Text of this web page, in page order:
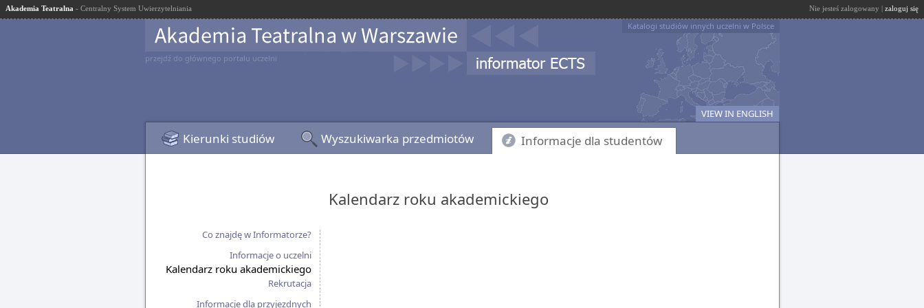
Akademia Teatralna - Centralny System Uwierzytelniania Nie jesteś zalogowany | zaloguj się
przejdź do głównego portalu uczelni
Katalogi studiów innych uczelni w Polsce
VIEW IN ENGLISH
Kierunki studiów Wyszukiwarka przedmiotów Informacje dla studentów
Co znajdę w Informatorze?
Informacje o uczelni
Kalendarz roku akademickiego
Rekrutacja
Informacje dla przyjezdnych
Kalendarz roku akademickiego